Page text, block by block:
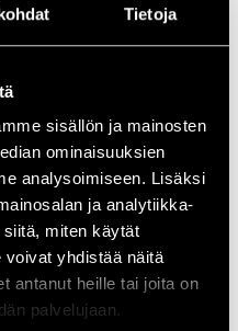
Tietoja
sisällön ja mainosten
ominaisuuksien
analysoimiseen. Lisäksi
ja analytiikka-
miten käytät
yhdistää näitä
antanut heille tai joita on
palvelujaan.
valmistettu
300°C asti)
laajempi, minkä ansiosta
tilaa
ja suojaa nilkkaa iskuilta
5-1)
kuivana